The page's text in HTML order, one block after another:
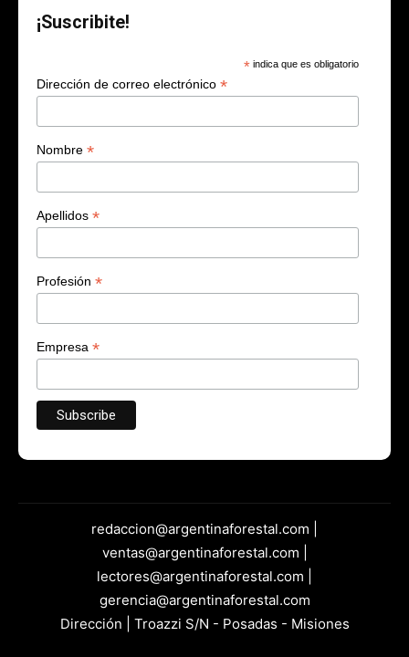
¡Suscribite!
* indica que es obligatorio
Dirección de correo electrónico *
Nombre *
Apellidos *
Profesión *
Empresa *
redaccion@argentinaforestal.com |
ventas@argentinaforestal.com |
lectores@argentinaforestal.com |
gerencia@argentinaforestal.com
Dirección | Troazzi S/N - Posadas - Misiones